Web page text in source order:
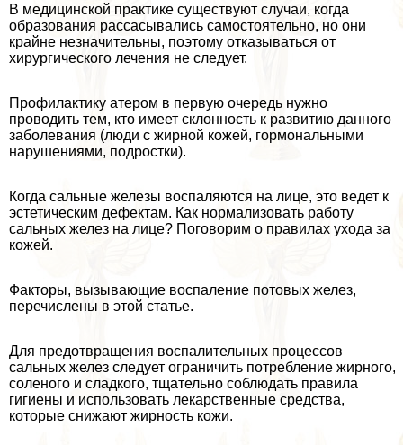
В медицинской пpaктике существуют случаи, когда
образования рассасывались самостоятельно, но они
крайне незначительны, поэтому отказываться от
хирургического лечения не следует.
Профилактику атером в первую очередь нужно
проводить тем, кто имеет склонность к развитию данного
заболевания (люди с жирной кожей, гормональными
нарушениями, подростки).
Когда сальные железы воспаляются на лице, это ведет к
эстетическим дефектам. Как нормализовать работу
сальных желез на лице? Поговорим о правилах ухода за
кожей.
Факторы, вызывающие воспаление потовых желез,
перечислены в этой статье.
Для предотвращения воспалительных процессов
сальных желез следует ограничить потрeбление жирного,
соленого и сладкого, тщательно соблюдать правила
гигиены и использовать лекарственные средства,
которые снижают жирность кожи.